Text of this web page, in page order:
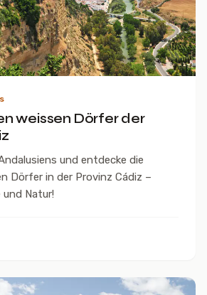
weissen Dörfer der
und entdecke die
Dörfer in der Provinz Cádiz –
Natur!